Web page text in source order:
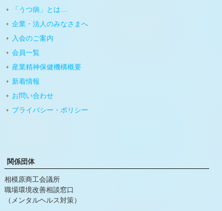
「うつ病」とは…
企業・法人のみなさまへ
入会のご案内
会員一覧
産業精神保健機構概要
新着情報
お問い合わせ
プライバシー・ポリシー
関係団体
相模原商工会議所
職場環境改善相談窓口
（メンタルヘルス対策）